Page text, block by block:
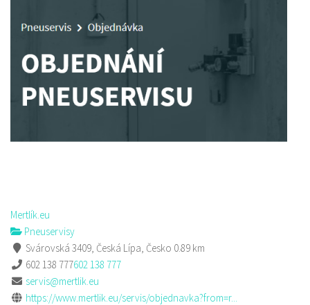
Mertlík.eu
Pneuservisy
Svárovská 3409, Česká Lípa, Česko 0.89 km
602 138 777602 138 777
servis@mertlik.eu
https://www.mertlik.eu/servis/objednavka?from=r...